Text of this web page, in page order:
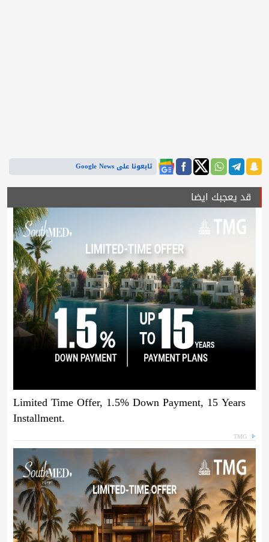
تابعونا على Google News
قد يعجبك ايضا
Limited Time Offer, 1.5% Down Payment, 15 Years
Installment.
TMG